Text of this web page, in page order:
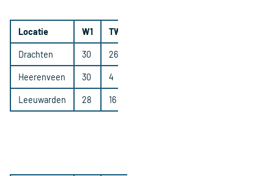
Locatie W1 TW2
Drachten 30 26
Heerenveen 30 4
Leeuwarden 28 16